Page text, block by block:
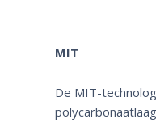
MIT
De MIT-